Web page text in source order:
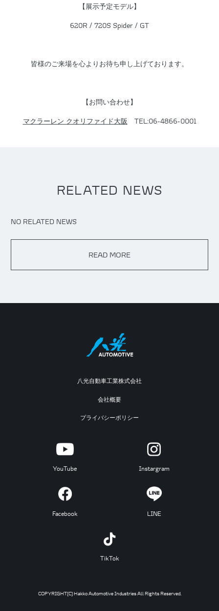
【展示予定モデル】
620R / 720S Spider / GT
皆様のご来場を心よりお待ち申し上げております。
【お問い合わせ】
マクラーレン クオリファイド大阪 TEL:06-4866-0001
RELATED NEWS
NO RELATED NEWS
READ MORE
八光自動車工業株式会社
会社概要
プライバシーポリシー
YouTube Instargram
Facebook LINE
TikTok
COPYRIGHT(C) Hakko Automotive Industries All Rights Reserved.